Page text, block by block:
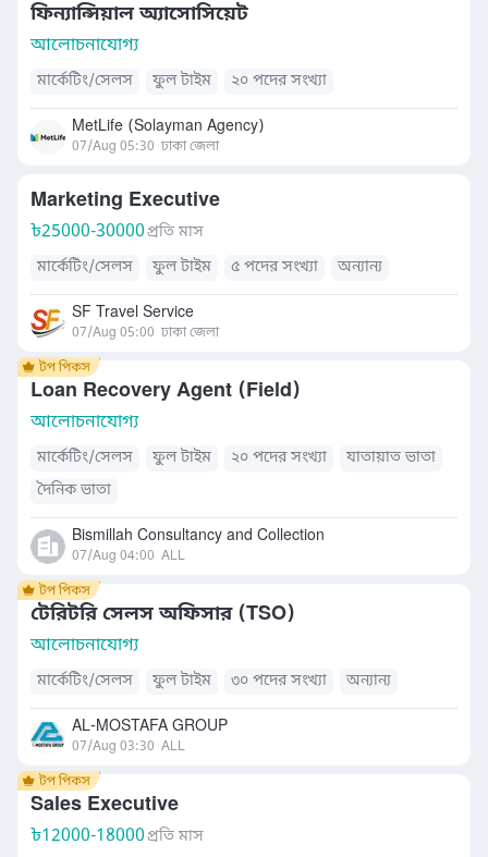
ফিন্যান্সিয়াল অ্যাসোসিয়েট
আলোচনাযোগ্য
মার্কেটিং/সেলস ফুল টাইম ২০ পদের সংখ্যা
MetLife (Solayman Agency)
07/Aug 05:30 ঢাকা জেলা
Marketing Executive
৳25000-30000প্রতি মাস
মার্কেটিং/সেলস
ফুল টাইম ৫ পদের সংখ্যা অন্যান্য
SF Travel Service
07/Aug 05:00 ঢাকা জেলা
Loan Recovery Agent (Field)
আলোচনাযোগ্য
মার্কেটিং/সেলস ফুল টাইম ২০ পদের সংখ্যা
যাতায়াত ভাতা
দৈনিক ভাতা
Bismillah Consultancy and Collection
07/Aug 04:00 ALL
টেরিটরি সেলস অফিসার (TSO)
আলোচনাযোগ্য
মার্কেটিং/সেলস ফুল টাইম ৩০ পদের সংখ্যা অন্যান্য
AL-MOSTAFA GROUP
07/Aug 03:30 ALL
Sales Executive
৳12000-18000প্রতি মাস